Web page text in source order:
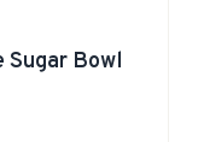
Sugar Bowl